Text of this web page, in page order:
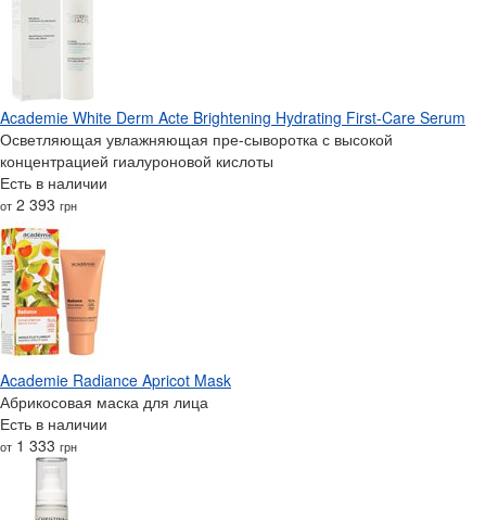
Academie White Derm Acte Brightening Hydrating First-Care Serum
Осветляющая увлажняющая пре-сыворотка с высокой
концентрацией гиалуроновой кислоты
Есть в наличии
от 2 393 грн
Academie Radiance Apricot Mask
Абрикосовая маска для лица
Есть в наличии
от 1 333 грн